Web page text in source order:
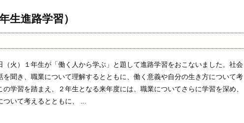
生進路学習）
火）１年生が「働く人から学ぶ」と題して進路学習をおこないました。社会
を聞き、職業について理解するとともに、働く意義や自分の生き方について考
の学習を踏まえ、２年生となる来年度には、職業についてさらに学習を深め、
ついて考えるとともに、 ...